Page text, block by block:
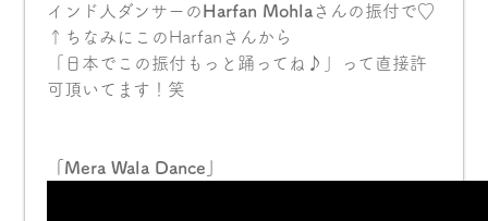
インド人ダンサーのHarfan Mohla さんの振付で♡
↑ちなみにこのHarfanさんから
「日本でこの振付もっと踊ってね♪」って直接許
可頂いてます！笑
「Mera Wala Dance」